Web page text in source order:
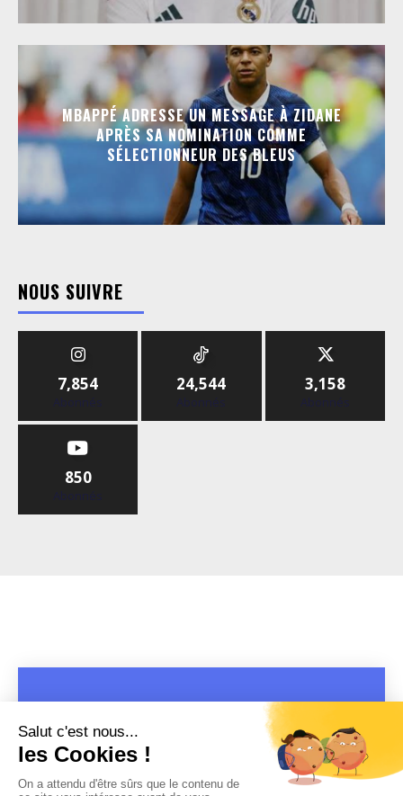
MBAPPÉ ADRESSE UN MESSAGE À ZIDANE
APRÈS SA NOMINATION COMME
SÉLECTIONNEUR DES BLEUS
NOUS SUIVRE
7,854
Abonnés
24,544
Abonnés
3,158
Abonnés
850
Abonnés